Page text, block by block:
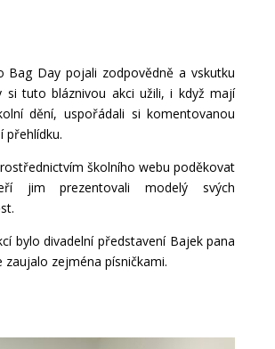
Day pojali zodpovědně a vskutku
si tuto bláznivou akci užili, i když mají
dění, uspořádali si komentovanou
přehlídku.
školního webu poděkovat
jim prezentovali modelý svých
bylo divadelní představení Bajek pana
zaujalo zejména písničkami.